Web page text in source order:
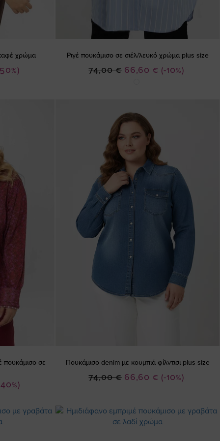
χρώμα Ριγέ πουκάμισο σε σιέλ/λευκό χρώμα plus size
(-10%)
Ειδική
66,60 €
74,00 €
πουκάμισο σε
Πουκάμισο denim με κουμπιά φίλντισι plus size
(-10%)
Ειδική
66,60 €
74,00 €